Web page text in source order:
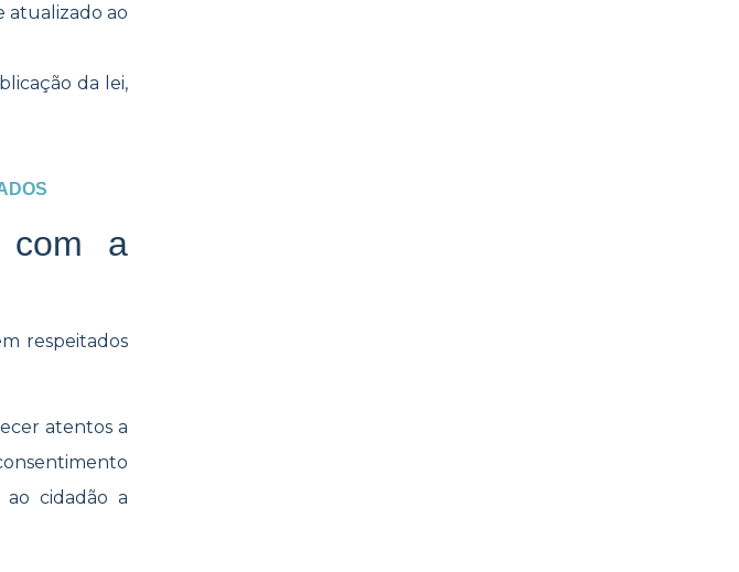
atualizado ao
da lei,
com a
respeitados
atentos a
cidadão a